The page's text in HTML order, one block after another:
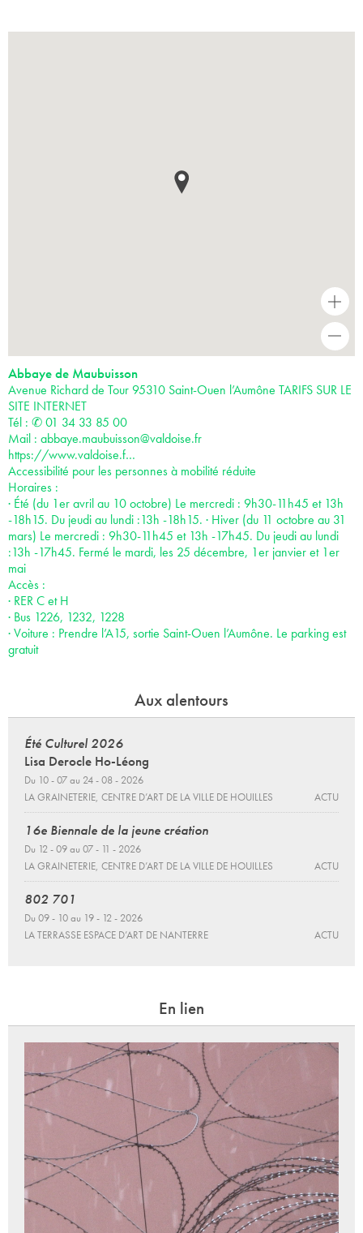
+
Abbaye de Maubuisson
Avenue Richard de Tour 95310 Saint-Ouen l’Aumône TARIFS SUR LE
SITE INTERNET
Tél : ✆ 01 34 33 85 00
Mail : abbaye.maubuisson@valdoise.fr
https://www.valdoise.f…
Accessibilité pour les personnes à mobilité réduite
Horaires :
· Été (du 1er avril au 10 octobre) Le mercredi : 9h30-11h45 et 13h
-18h15. Du jeudi au lundi :13h -18h15. · Hiver (du 11 octobre au 31
mars) Le mercredi : 9h30-11h45 et 13h -17h45. Du jeudi au lundi
:13h -17h45. Fermé le mardi, les 25 décembre, 1er janvier et 1er
mai
Accès :
· RER C et H
· Bus 1226, 1232, 1228
· Voiture : Prendre l’A15, sortie Saint-Ouen l’Aumône. Le parking est
gratuit
Aux alentours
Été Culturel 2026
Lisa Derocle Ho-Léong
Du 10 - 07 au 24 - 08 - 2026
LA GRAINETERIE, CENTRE D’ART DE LA VILLE DE HOUILLES
ACTU
16e Biennale de la jeune création
Du 12 - 09 au 07 - 11 - 2026
LA GRAINETERIE, CENTRE D’ART DE LA VILLE DE HOUILLES
ACTU
802 701
Du 09 - 10 au 19 - 12 - 2026
LA TERRASSE ESPACE D’ART DE NANTERRE
ACTU
En lien